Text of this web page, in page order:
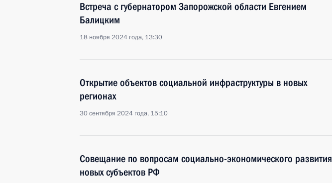
Встреча с губернатором Запорожской области Евгением
Балицким
18 ноября 2024 года, 13:30
Открытие объектов социальной инфраструктуры в новых
регионах
30 сентября 2024 года, 15:10
Совещание по вопросам социально-экономического развития
новых субъектов РФ